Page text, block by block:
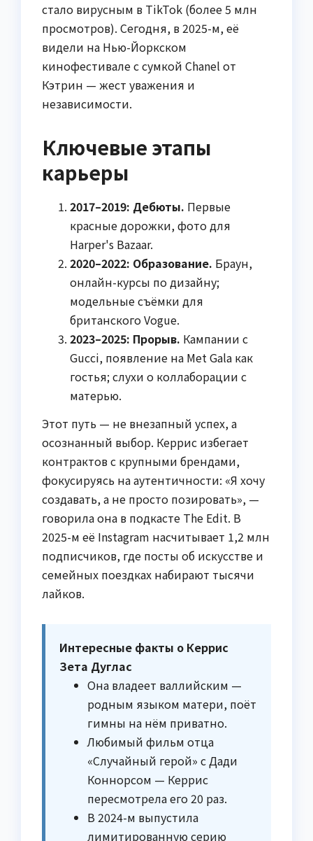
стало вирусным в TikTok (более 5 млн
просмотров). Сегодня, в 2025-м, её
видели на Нью-Йоркском
кинофестивале с сумкой Chanel от
Кэтрин — жест уважения и
независимости.
Ключевые этапы
карьеры
2017–2019: Дебюты. Первые
красные дорожки, фото для
Harper's Bazaar.
2020–2022: Образование. Браун,
онлайн-курсы по дизайну;
модельные съёмки для
британского Vogue.
2023–2025: Прорыв. Кампании с
Gucci, появление на Met Gala как
гостья; слухи о коллаборации с
матерью.
Этот путь — не внезапный успех, а
осознанный выбор. Керрис избегает
контрактов с крупными брендами,
фокусируясь на аутентичности: «Я хочу
создавать, а не просто позировать», —
говорила она в подкасте The Edit. В
2025-м её Instagram насчитывает 1,2 млн
подписчиков, где посты об искусстве и
семейных поездках набирают тысячи
лайков.
Интересные факты о Керрис
Зета Дуглас
Она владеет валлийским —
родным языком матери, поёт
гимны на нём приватно.
Любимый фильм отца
«Случайный герой» с Дади
Коннорсом — Керрис
пересмотрела его 20 раз.
В 2024-м выпустила
лимитированную серию